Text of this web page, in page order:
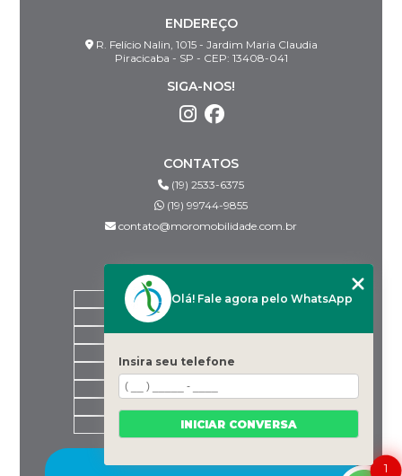
ENDEREÇO
R. Felício Nalin, 1015 - Jardim Maria Claudia
Piracicaba - SP - CEP: 13408-041
SIGA-NOS!
CONTATOS
(19) 2533-6375
(19) 99744-9855
contato@moromobilidade.com.br
HOME
PRODUTOS
CONTATO
MAPA DO SITE
1
Olá! Fale agora pelo WhatsApp
Insira seu telefone
INICIAR CONVERSA